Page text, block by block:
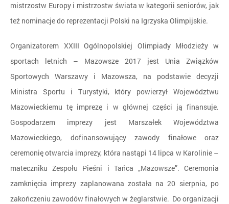
mistrzostw Europy i mistrzostw świata w kategorii seniorów, jak
też nominacje do reprezentacji Polski na Igrzyska Olimpijskie.
Organizatorem XXIII Ogólnopolskiej Olimpiady Młodzieży w
sportach letnich – Mazowsze 2017 jest Unia Związków
Sportowych Warszawy i Mazowsza, na podstawie decyzji
Ministra Sportu i Turystyki, który powierzył Województwu
Mazowieckiemu tę imprezę i w głównej części ją finansuje.
Gospodarzem imprezy jest Marszałek Województwa
Mazowieckiego, dofinansowujący zawody finałowe oraz
ceremonię otwarcia imprezy, która nastąpi 14 lipca w Karolinie –
mateczniku Zespołu Pieśni i Tańca „Mazowsze”. Ceremonia
zamknięcia imprezy zaplanowana została na 20 sierpnia, po
zakończeniu zawodów finałowych w żeglarstwie. Do organizacji